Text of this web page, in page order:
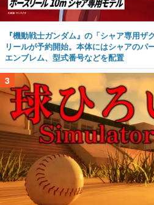
『機動戦士ガンダム』の「シャア専用
リールが予約開始。本体にはシャアのパ
エンブレム、型式番号などを配置
3